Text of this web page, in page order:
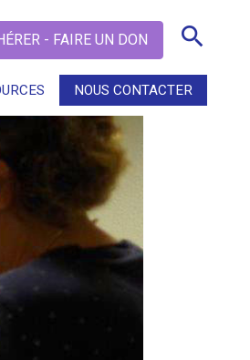
- FAIRE UN DON search
NOUS CONTACTER
search